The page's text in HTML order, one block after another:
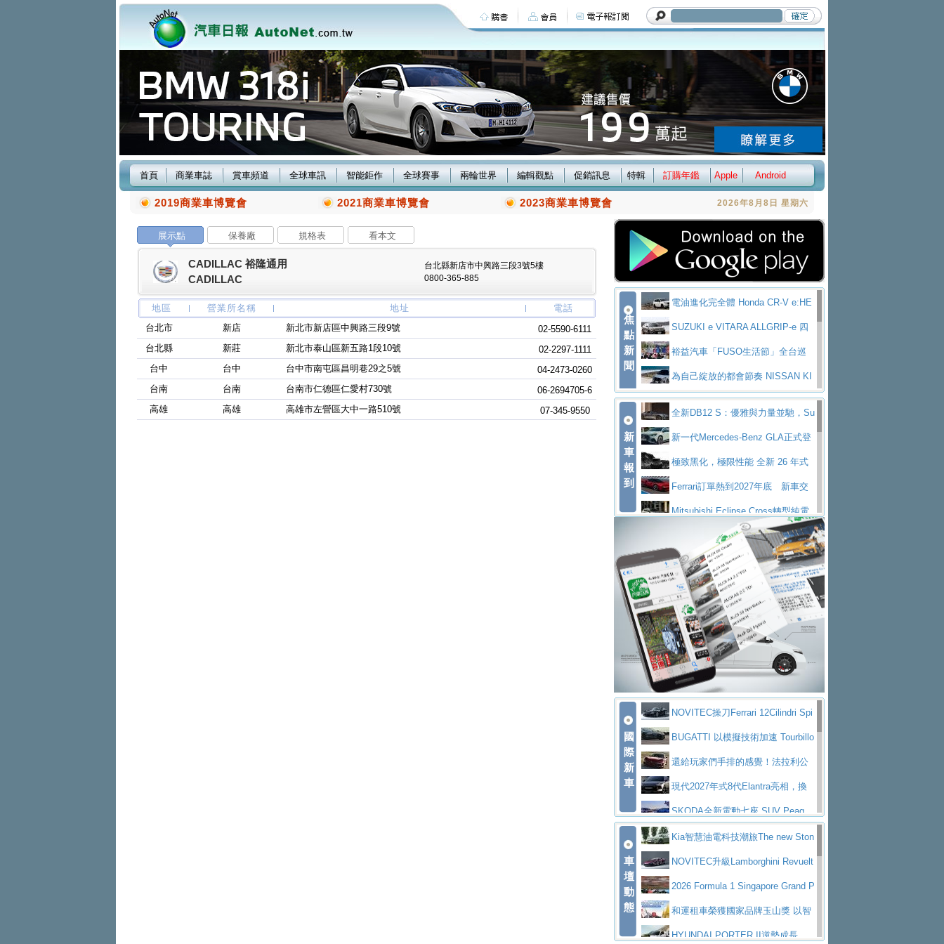
首頁 商業車誌 賞車頻道 全球車訊 智能鉅作 全球賽事 兩輪世界 編輯觀點 促銷訊息 特輯 訂購年鑑 Apple Android
2019商業車博覽會 2021商業車博覽會 2023商業車博覽會 2026年8月8日 星期六
展示點 保養廠 規格表 看本文
CADILLAC 裕隆通用
CADILLAC
台北縣新店市中興路三段3號5樓
0800-365-885
地區 營業所名稱 地址
電話
台北市
新店 新北市新店區中興路三段9號
02-5590-6111
台北縣
新莊 新北市泰山區新五路1段10號
02-2297-1111
台中
台中 台中市南屯區昌明巷29之5號
04-2473-0260
台南
台南 台南市仁德區仁愛村730號
06-2694705-6
高雄
高雄 高雄市左營區大中一路510號 07-345-9550
焦
點
新
聞
電油進化完全體 Honda CR-V e:HE
V PrestigeSUZUKI e VITARA ALLGRIP-e 四
驅精神的純電新詮釋
裕益汽車「FUSO生活節」全台巡
迴 結合生活體驗、交通安全與購車優惠
為自己綻放的都會節奏 NISSAN KI
CKS SAKURA為品味獨具層峰買家打造的頂級座
駕，MAZDA CX-90 33T AWD Premium Ca
ptain Seat
EV
技的座駕! Ford Territory中型油電休旅
SO Super Great今日在台登場，結合先進安
ntis四品牌經銷權，全新多品牌旗艦展示中
心開幕啟用
屏東特搜大隊再添新利器 SITRAK
救助器材車買氣不衰、SUZUKI經銷商勇於開啟
全新大店，新北都鈴木占地500坪土城旗艦
展示中心開幕
2025第七屆ISUZU運轉職人挑戰賽
熱血登場 展現極致車技與專業職人精神
H2GP世界總決賽圓滿落幕 台灣團
隊表現精彩淨零減碳指標性應用 純電動水泥預
拌車 消防車除了滅火裝備還需要什麼？
一探SITRAK “準” 消防車的究竟
大益金龍初試啼聲，汽柴油5噸貨車
不是對手正宗年鑑2025年全球自動車年鑑1月
下旬問世！2024第六屆ISUZU運轉職人挑戰賽
首度前進南台灣熱烈開戰
豪華電能休旅新星 Audi Q4 Sportba
ck 55 e-tron S lineScania Taiwan 逆風而行，加深力
道投資布局
新
車
報
到
全新DB12 S：優雅與力量並馳，Su
per Tourer的顛峰之作
新一代Mercedes-Benz GLA正式登
場 續航最高657公里、支援320kW快充
極致黑化，極限性能 全新 26 年式
DEFENDER OCTA BLACK 限量登台
Ferrari訂單熱到2027年底 新車交
付至少得等一年以上
Mitsubishi Eclipse Cross轉型純電
休旅 87kWh電池續航超過600公里
全新BMW 318i Touring豪華旅行車
全台限量200台 進化現型
不等零關稅的紅利，Jeep品牌今日
起展開首批車交車Volvo EX60 即將叩關，靜肅性、底
盤與數位介面搶先揭露
Audi Q9 將於 2026 年底上市 旗艦
大型 SUV 鎖定七人座豪華市場
BMW攜手漫威電影【蜘蛛人：重生
日】 Skoda 發表全新 Peaq 內裝：七人
座純電旗艦 SUV，行李廂最大可達 935 公
升
全新純電 Mercedes-Benz C 400 4
MATIC Electric 登場
奢華與科技大躍進，MAZDA全新3
代CX-5全方位進化提前亮相並展開預售94.9
萬起
馬自達公布 2027 年式 MX-5 更
新，新增 Yakudo 特別版
Skoda Peaq 發表全新電動動力系
統 最長續航逾 640 公里、支援雙向供電
BMW M2 首度導入 xDrive 四驅，
美國與瑞士需求成關鍵推手
The all-new T-Roc 魅力 自成焦點
Maserati GT2 Stradale「Tribute to
MC12」全球首度亮相
迎接 RANGE ROVER 品牌家族第
五位成員 全新 RANGE ROVER GT 預告登
場
造型華麗時尚、科技座艙再進化，P
eugeot 208小改款發表上市94.8萬起
國
際
新
車
NOVITEC操刀Ferrari 12Cilindri Spi
der 碳纖維空力、鍛造輪圈與Inconel排氣
上身
BUGATTI 以模擬技術加速 Tourbillo
n 動態開發還給玩家們手排的感覺！法拉利公
布12Cilidri Manaule手排超跑產品細節
現代2027年式8代Elantra亮相，換
裝更銳利的造型、更先進的資訊娛樂系統及
更高效的動力
SKODA全新電動七座 SUV Peaq
問世，擁有品牌史上最寬敞且豪華的座艙
AUDI推出首款高性能油電超跑Nuvo
lari，0到100公里加速2.6秒、極速350公里
／小時
百年三叉戟傳奇再啟程 Maserati 重
返 1000 Miglia 傳承競速榮耀
法拉利首款純電跑車Luce亮相，最
大馬力超過1000匹並具備530公里最大續航
里程
小車大空間、座艙科技更先進，SK
ODA發表全新純電跨界休旅Eipq祭平民化車
賓士AMG.EA專屬平台首作，Merc
車
壇
動
態
Kia智慧油電科技潮旅The new Ston
ic 1-7月累計銷量創歷史新高
NOVITEC升級Lamborghini Revuelt
o 綜效輸出增至1,048匹
2026 Formula 1 Singapore Grand P
rix 新加坡大獎賽 Audi 極速之旅開放報名
和運租車榮獲國家品牌玉山獎 以智
慧移動與綠能創新
HYUNDAI PORTER II逆勢成長，